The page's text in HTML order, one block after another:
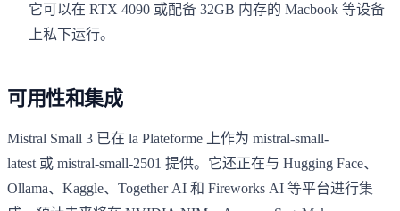
它可以在 RTX 4090 或配备 32GB 内存的 Macbook 等设备
上私下运行。
可用性和集成
Mistral Small 3 已在 la Plateforme 上作为 mistral-small-
latest 或 mistral-small-2501 提供。它还正在与 Hugging Face、
Ollama、Kaggle、Together AI 和 Fireworks AI 等平台进行集